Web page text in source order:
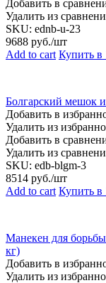
Добавить в
Удалить из
SKU: ednb-u-23
9688 руб./шт
Add to cart Купить в
Болгарский мешок
Добавить в
Удалить из
Добавить в
Удалить из
SKU: edb-blgm-3
8514 руб./шт
Add to cart Купить в
Манекен для
кг)
Добавить в
Удалить из